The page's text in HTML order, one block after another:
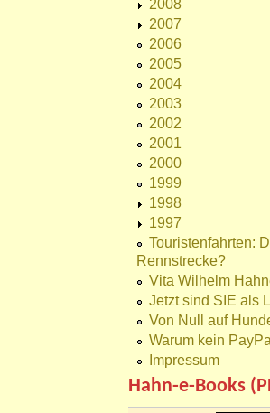
2008
2007
2006
2005
2004
2003
2002
2001
2000
1999
1998
1997
Touristenfahrten:
Rennstrecke?
Vita Wilhelm
Jetzt sind SIE als
Von Null auf
Warum kein
Impressum
Hahn-e-Books